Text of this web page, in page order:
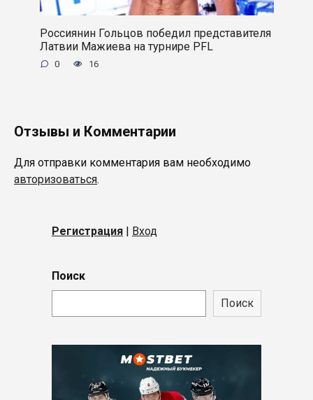
Россиянин Гольцов победил представителя
Латвии Мажиева на турнире PFL
0 16
Отзывы и Комментарии
Для отправки комментария вам необходимо
авторизоваться.
Регистрация | Вход
Поиск
Поиск